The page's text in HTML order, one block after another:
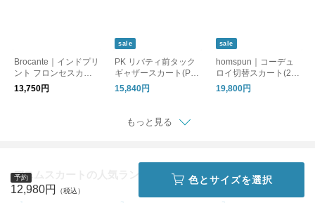
Brocante｜インドプリ
ント フロンセスカー
ト(37-310X)ブロカン
13,750円
sale
PK リバティ前タック
ギャザースカート(PS
2621042)
15,840円
sale
homspun｜コーデュ
ロイ切替スカート(242
-4509)
19,800円
もっと見る
デニムスカートの人気ランキング
予約
12,980円
色とサイズを選択